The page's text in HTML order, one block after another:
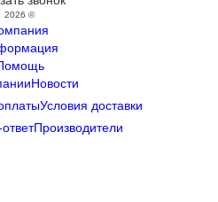
2026 ©
Новости
Условия доставки
Производители